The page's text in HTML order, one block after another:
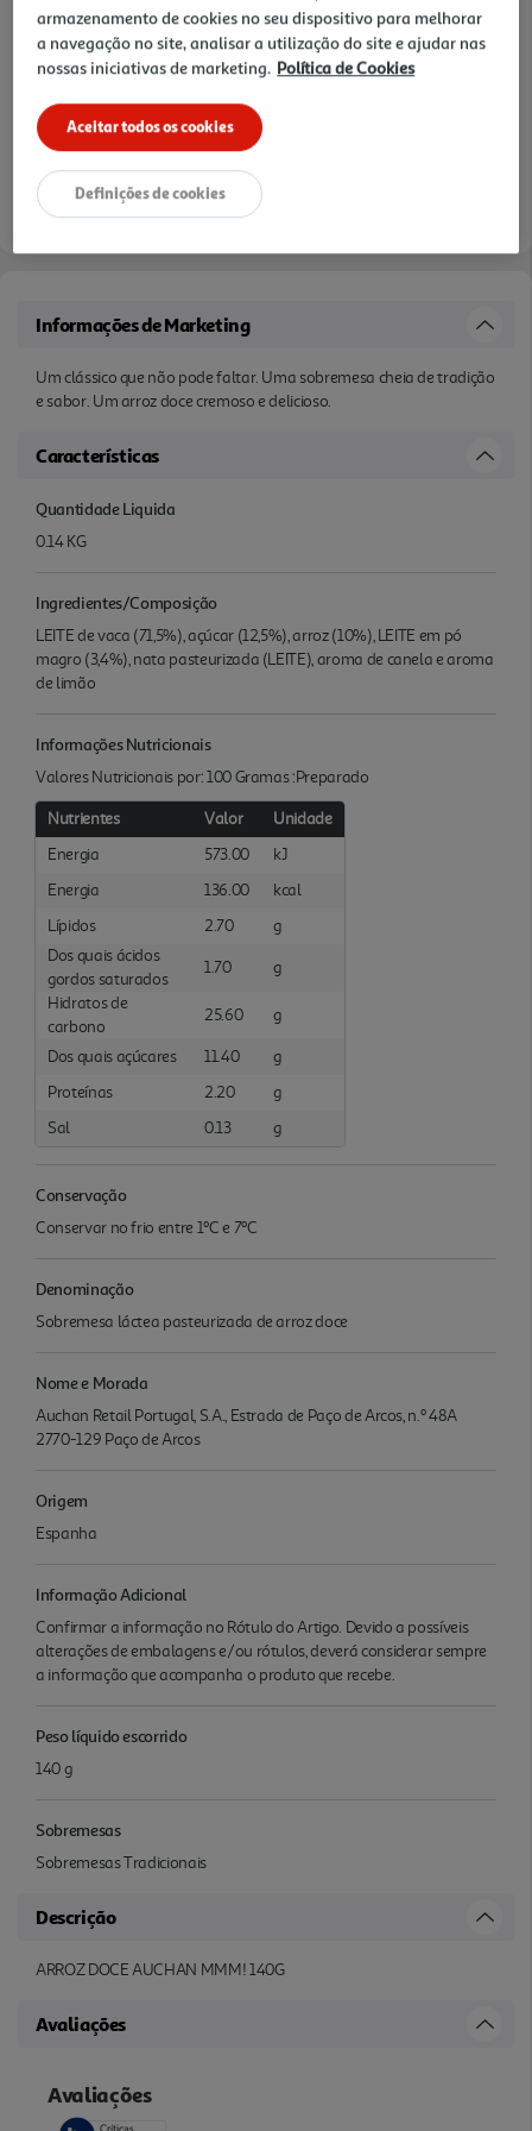
Informações de Marketing
Um clássico que não pode faltar. Uma sobremesa cheia de tradição
e sabor. Um arroz doce cremoso e delicioso.
Características
Quantidade Liquida
0.14 KG
Ingredientes/Composição
LEITE de vaca (71,5%), açúcar (12,5%), arroz (10%), LEITE em pó
magro (3,4%), nata pasteurizada (LEITE), aroma de canela e aroma
de limão
Informações Nutricionais
Valores Nutricionais por: 100 Gramas :Preparado
Nutrientes Valor
Unidade
Energia
573.00
kJ
Energia
136.00
kcal
Lípidos
2.70
g
Dos quais ácidos
gordos saturados
1.70
g
Hidratos de
carbono
25.60 g
Dos quais açúcares 11.40
g
Proteínas
2.20
g
Sal
0.13 g
Conservação
Conservar no frio entre 1ºC e 7ºC
Denominação
Sobremesa láctea pasteurizada de arroz doce
Nome e Morada
Auchan Retail Portugal, S.A., Estrada de Paço de Arcos, n.º 48A
2770-129 Paço de Arcos
Origem
Espanha
Informação Adicional
Confirmar a informação no Rótulo do Artigo. Devido a possíveis
alterações de embalagens e/ou rótulos, deverá considerar sempre
a informação que acompanha o produto que recebe.
Peso líquido escorrido
140 g
Sobremesas
Sobremesas Tradicionais
Descrição
ARROZ DOCE AUCHAN MMM! 140G
Avaliações
armazenamento de cookies no seu dispositivo para melhorar
a navegação no site, analisar a utilização do site e ajudar nas
nossas iniciativas de marketing. Política de Cookies
Aceitar todos os cookies
Definições de cookies